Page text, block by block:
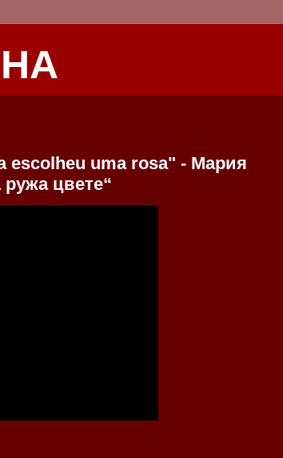
escolheu uma rosa" - Мария
цвете“